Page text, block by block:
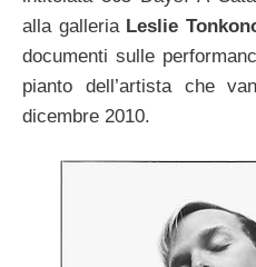
alla galleria Leslie
documenti sulle
pianto dell’artista che
dicembre 2010.